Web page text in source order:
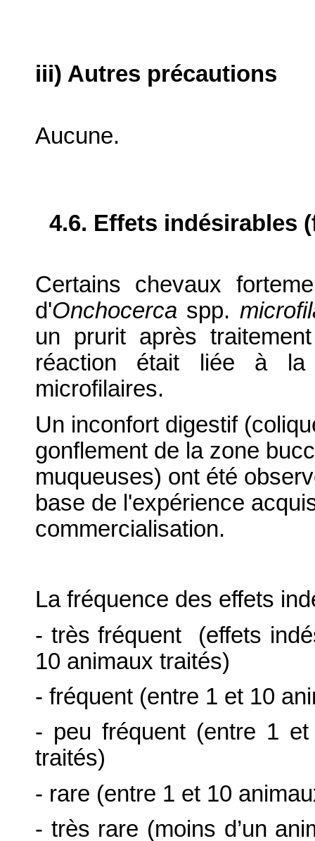
iii) Autres précautions
Aucune.
4.6. Effets indésirables
Certains chevaux
d'Onchocerca spp.
un prurit après
réaction était liée à
microfilaires.
Un inconfort digestif
gonflement de la zone
muqueuses) ont été
base de l'expérience
commercialisation.
La fréquence des effets
- très fréquent (effets
10 animaux traités)
- fréquent (entre 1 et 10
- peu fréquent (entre 1
traités)
- rare (entre 1 et 10
- très rare (moins d’un